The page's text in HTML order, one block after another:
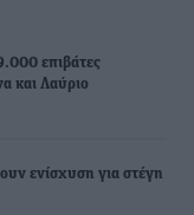
επιβάτες
και Λαύριο
ενίσχυση για στέγη